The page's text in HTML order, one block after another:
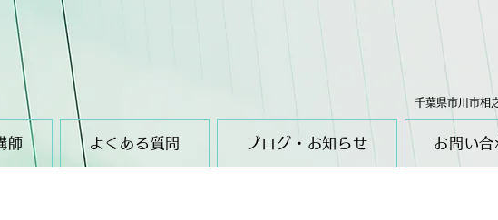
千葉県市川市相
師 よくある質問 ブログ・お知らせ お問い合